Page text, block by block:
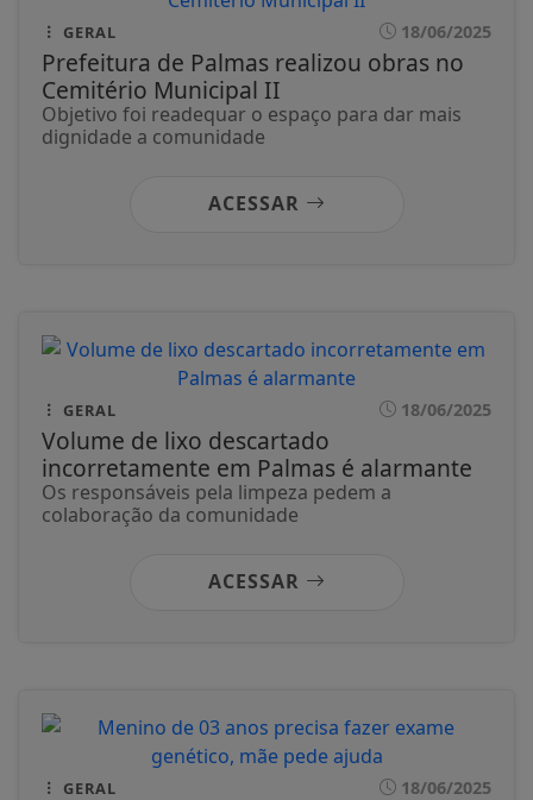
GERAL 18/06/2025
Prefeitura de Palmas realizou obras no
Cemitério Municipal II
Objetivo foi readequar o espaço para dar mais
dignidade a comunidade
ACESSAR
GERAL 18/06/2025
Volume de lixo descartado
incorretamente em Palmas é alarmante
Os responsáveis pela limpeza pedem a
colaboração da comunidade
ACESSAR
GERAL 18/06/2025